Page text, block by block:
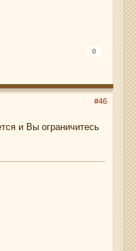
0
#46
и Вы ограничитесь